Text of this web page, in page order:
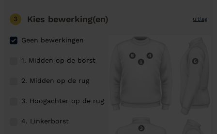
3 Kies bewerking(en) uitleg
Geen bewerkingen
1. Midden op de borst
2. Midden op de rug
3. Hoogachter op de rug
4. Linkerborst